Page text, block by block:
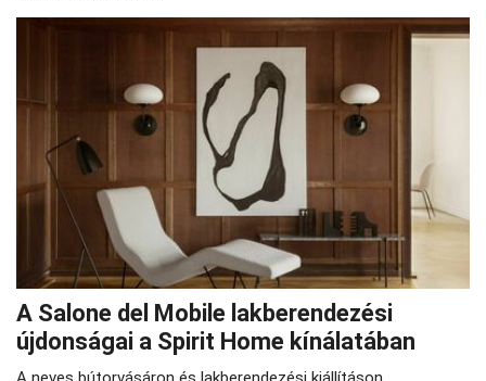
A Salone del Mobile lakberendezési
újdonságai a Spirit Home kínálatában